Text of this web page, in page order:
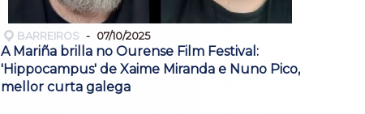
BARREIROS 07/10/2025
A Mariña brilla no Ourense Film Festival:
'Hippocampus' de Xaime Miranda e Nuno Pico,
mellor curta galega